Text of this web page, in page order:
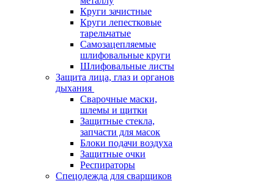
Круги зачистные
Круги лепестковые
тарельчатые
Самозацепляемые
шлифовальные круги
Шлифовальные листы
Защита лица, глаз и органов
дыхания
Сварочные маски,
шлемы и щитки
Защитные стекла,
запчасти для масок
Блоки подачи воздуха
Защитные очки
Респираторы
Спецодежда для сварщиков